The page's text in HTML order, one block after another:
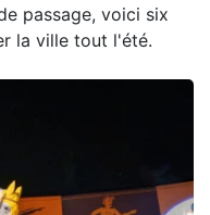
passage, voici six
la ville tout l'été.